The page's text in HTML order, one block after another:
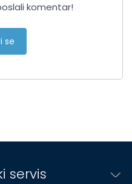
komentar!
se
servis